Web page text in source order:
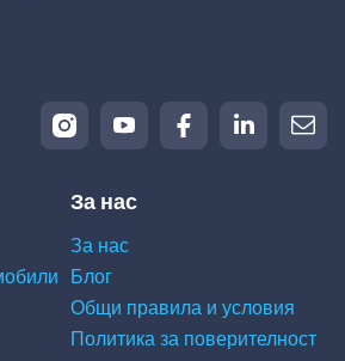
За нас
За нас
Блог
Общи правила и условия
Политика за поверителност